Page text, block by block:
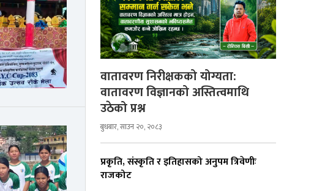
वातावरण निरीक्षकको योग्यता:
वातावरण विज्ञानको अस्तित्वमाथि
उठेको प्रश्न
बुधबार, साउन २०, २०८३
प्रकृति, संस्कृति र इतिहासको अनुपम त्रिवेणीः
राजकोट